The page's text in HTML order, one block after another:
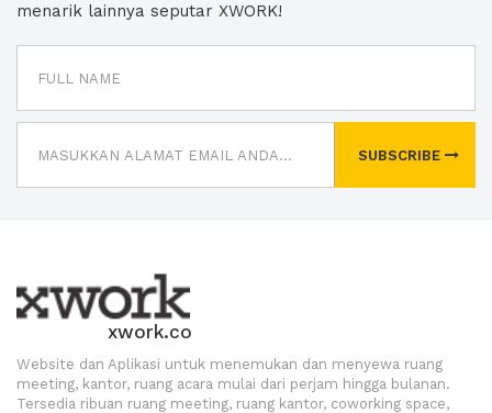
menarik lainnya seputar XWORK!
SUBSCRIBE
xwork.co
Website dan Aplikasi untuk menemukan dan menyewa ruang
meeting, kantor, ruang acara mulai dari perjam hingga bulanan.
Tersedia ribuan ruang meeting, ruang kantor, coworking space,